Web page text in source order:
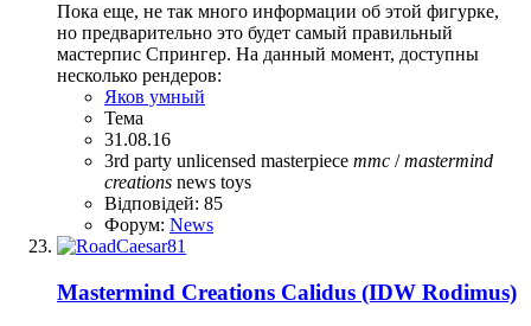
Пока еще, не так много информации об этой фигурке,
но предварительно это будет самый правильный
мастерпис Спрингер. На данный момент, доступны
несколько рендеров:
Яков умный
Тема
31.08.16
3rd party unlicensed masterpiece mmc /mastermind
creations news toys
Відповідей: 85
Форум: News
Mastermind Creations Calidus (IDW Rodimus)